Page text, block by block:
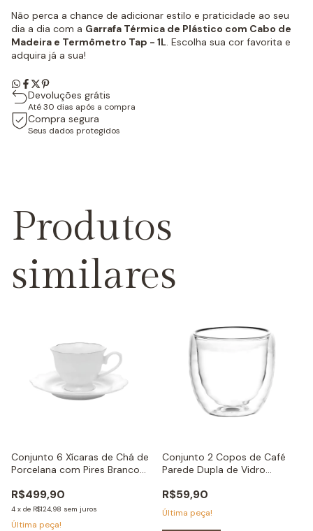
Não perca a chance de adicionar estilo e praticidade ao seu
dia a dia com a Garrafa Térmica de Plástico com Cabo de
Madeira e Termômetro Tap - 1L. Escolha sua cor favorita e
adquira já a sua!
Devoluções grátis
Até 30 dias após a compra
Compra segura
Seus dados protegidos
Produtos
similares
Conjunto 6 Xícaras de Chá de
Porcelana com Pires Branco
180ml
R$499,90
4 x de R$124,98 sem juros
Última peça!
Conjunto 2 Copos de Café
Parede Dupla de Vidro
R$59,90
Última peça!